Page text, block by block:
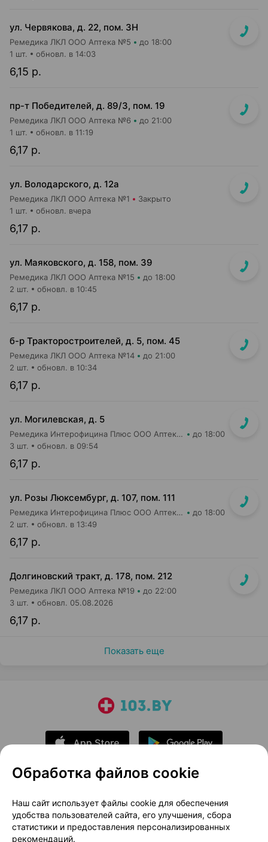
ул. Червякова, д. 22, пом. 3Н
Ремедика ЛКЛ ООО Аптека №5 до 18:00
6,15 р.
1 шт. обновл. в 14:03
пр-т Победителей, д. 89/3, пом. 19
Ремедика ЛКЛ ООО Аптека №6 до 21:00
6,17 р.
1 шт. обновл. в 11:19
ул. Володарского, д. 12а
Ремедика ЛКЛ ООО Аптека №1 Закрыто
6,17 р.
1 шт. обновл. вчера
ул. Маяковского, д. 158, пом. 39
Ремедика ЛКЛ ООО Аптека №15 до 18:00
6,17 р.
2 шт. обновл. в 10:45
б-р Тракторостроителей, д. 5, пом. 45
Ремедика ЛКЛ ООО Аптека №14 до 21:00
6,17 р.
2 шт. обновл. в 10:34
ул. Могилевская, д. 5
Ремедика Интерофицина Плюс ООО Аптека №4 до 18:00
6,17 р.
3 шт. обновл. в 09:54
ул. Розы Люксембург, д. 107, пом. 111
Ремедика Интерофицина Плюс ООО Аптека №23 до 18:00
6,17 р.
2 шт. обновл. в 13:49
Долгиновский тракт, д. 178, пом. 212
Ремедика ЛКЛ ООО Аптека №19 до 22:00
6,17 р.
3 шт. обновл. 05.08.2026
Показать еще
О проекте
Новости проекта
Размещение рекламы
Медицинский маркетинг
Публичный договор
Доставка
Обработка файлов cookie
Наш сайт использует файлы cookie для обеспечения
удобства пользователей сайта, его улучшения, сбора
статистики и предоставления персонализированных
рекомендаций.